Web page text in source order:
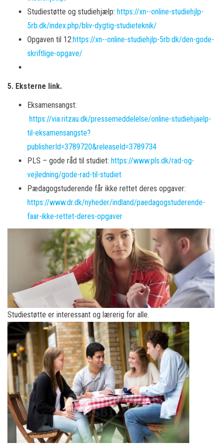
Studiestøtte og studiehjælp: https://xn--online-studiehjlp-
5rb.dk/index.php/bliv-dygtig-studieteknik/
Opgaven til 12:https://xn--online-studiehjlp-5rb.dk/den-gode-
skriftlige-opgave/
5. Eksterne link.
Eksamensangst:
https://via.ritzau.dk/pressemeddelelse/online-studiehjaelp-
til-eksamensangste?
publisherId=3789720&releaseId=3789734
PLS – gode råd til studiet: https://www.pls.dk/rad-og-
vejledning/gode-rad-til-studiet
Pædagogstuderende får ikke rettet deres opgaver:
https://www.dr.dk/nyheder/indland/paedagogstuderende-
faar-ikke-rettet-deres-opgaver
Studiestøtte er interessant og lærerig for alle.